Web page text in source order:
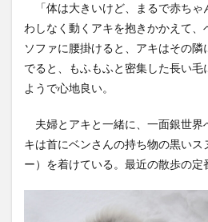
「体は大きいけど、まるで赤ちゃ
わしなく動くアキを抱きかかえて
ソファに腰掛けると、アキはその
でると、もふもふと密集した長い毛
ようで心地良い。
夫婦とアキと一緒に、一面銀世界
キは首にベンさんの持ち物の黒いス
ー）を着けている。最近の散歩の定